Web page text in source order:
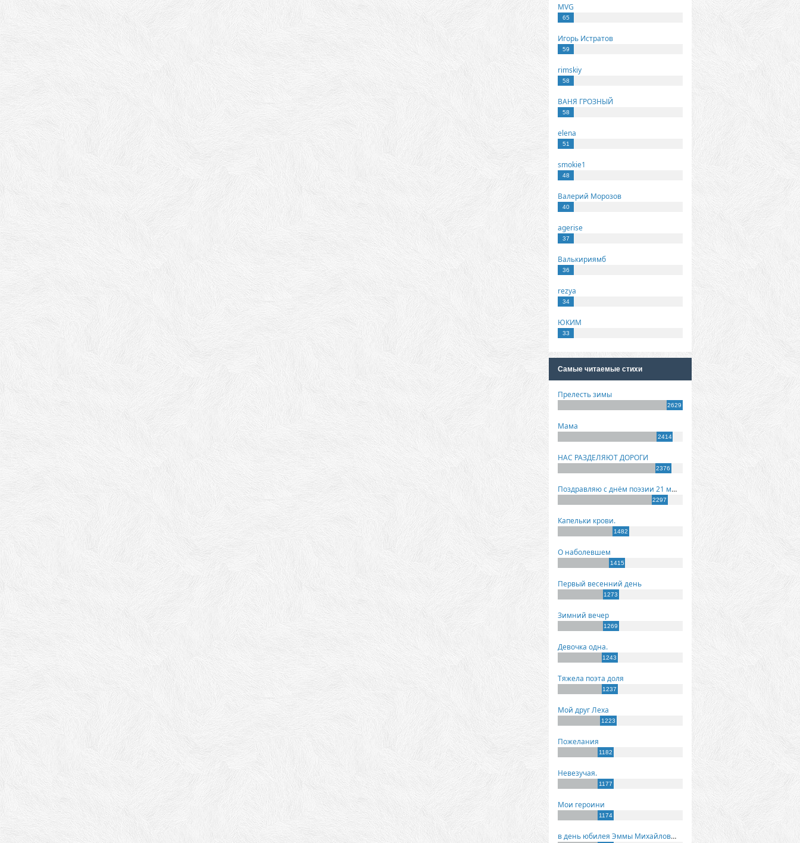
MVG
65
Игорь Истратов
59
rimskiy
58
ВАНЯ ГРОЗНЫЙ
58
elena
51
smokie1
48
Валерий Морозов
40
agerise
37
Валькириямб
36
rezya
34
ЮКИМ
33
Самые читаемые стихи
Прелесть зимы
2629
Мама
2414
НАС РАЗДЕЛЯЮТ ДОРОГИ
2376
Поздравляю с днём поэзии 21 марта!
2297
Капельки крови.
1482
О наболевшем
1415
Первый весенний день
1273
Зимний вечер
1269
Девочка одна.
1243
Тяжела поэта доля
1237
Мой друг Леха
1223
Пожелания
1182
Невезучая.
1177
Мои героини
1174
в день юбилея Эммы Михайловны Киселевой